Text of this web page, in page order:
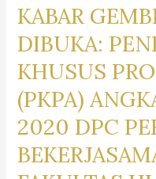
Konsultan
Pengacara-
Kuasa
Hukum
KABAR
DIBUKA:
KHUSUS
(PKPA)
2020 DPC